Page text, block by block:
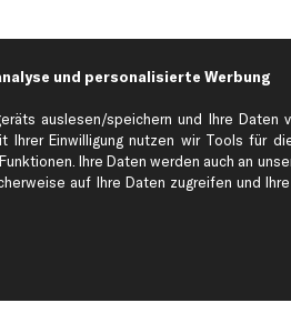
Kontakt
Datenschutz
AGB
Widerrufsbelehrung
und personalisierte Werbung
auslesen/speichern und Ihre
Einwilligung nutzen wir Tools für
Ihre Daten werden auch an
auf Ihre Daten zugreifen und